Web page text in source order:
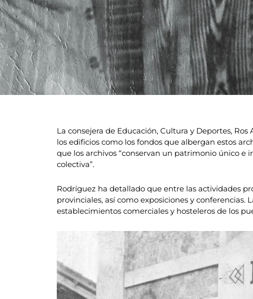
La consejera de Educación, Cultura y Deportes,
los edificios como los fondos que albergan estos
que los archivos “conservan un patrimonio único
colectiva”.
Rodríguez ha detallado que entre las actividades
provinciales, así como exposiciones y
establecimientos comerciales y hosteleros de los